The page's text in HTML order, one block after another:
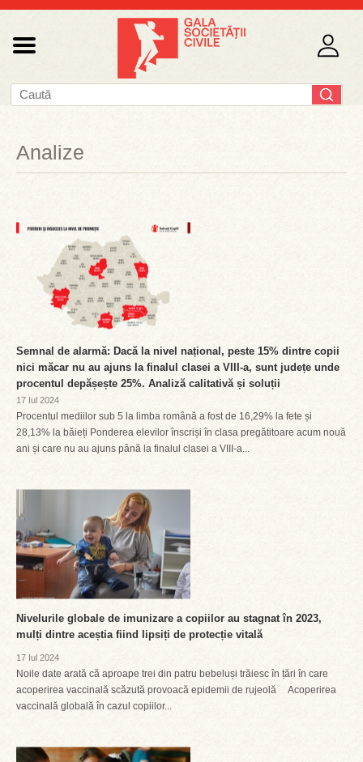
Analize
Semnal de alarmă: Dacă la nivel național, peste 15% dintre copii
nici măcar nu au ajuns la finalul clasei a VIII-a, sunt județe unde
procentul depășește 25%. Analiză calitativă și soluții
17 Iul 2024
Procentul mediilor sub 5 la limba română a fost de 16,29% la fete și
28,13% la băieți Ponderea elevilor înscriși în clasa pregătitoare acum nouă
ani și care nu au ajuns până la finalul clasei a VIII-a...
Nivelurile globale de imunizare a copiilor au stagnat în 2023,
mulți dintre aceștia fiind lipsiți de protecție vitală
17 Iul 2024
Noile date arată că aproape trei din patru bebeluși trăiesc în țări în care
acoperirea vaccinală scăzută provoacă epidemii de rujeolă Acoperirea
vaccinală globală în cazul copiilor...